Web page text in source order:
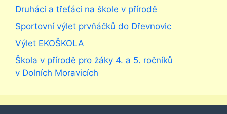
Druháci a třeťáci na škole v přírodě
Sportovní výlet prvňáčků do Dřevnovic
Výlet EKOŠKOLA
Škola v přírodě pro žáky 4. a 5. ročníků
v Dolních Moravicích